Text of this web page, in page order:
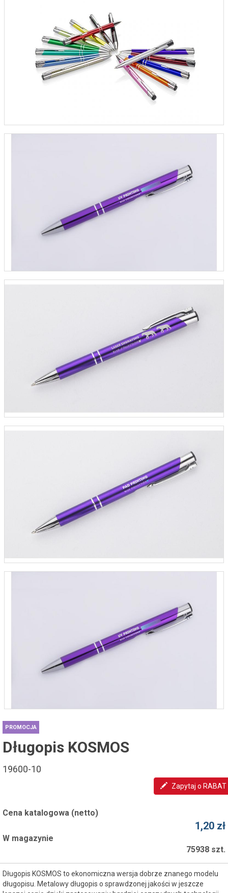
PROMOCJA
Długopis KOSMOS
19600-10
Zapytaj o RABAT
Cena katalogowa (netto)
1,20 zł
W magazynie
75938 szt.
Długopis KOSMOS to ekonomiczna wersja dobrze znanego modelu
długopisu. Metalowy długopis o sprawdzonej jakości w jeszcze